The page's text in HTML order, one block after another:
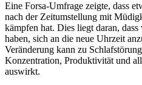
Eine Forsa-Umfrage zeigte, dass
nach der Zeitumstellung mit
kämpfen hat. Dies liegt daran,
haben, sich an die neue Uhrzeit
Veränderung kann zu
Konzentration, Produktivität und
auswirkt.